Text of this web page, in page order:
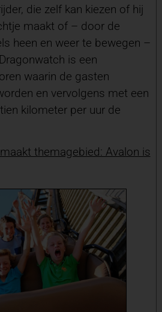
die zelf kan kiezen of hij
maakt of – door de
heen en weer te bewegen –
is een
waarin de gasten
en vervolgens met een
kilometer per uur de
themagebied: Avalon is